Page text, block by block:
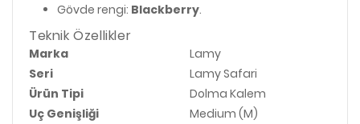
Gövde rengi: Blackberry.
Teknik Özellikler
Marka
Lamy
Seri
Lamy Safari
Ürün Tipi
Dolma Kalem
Uç Genişliği
Medium (M)